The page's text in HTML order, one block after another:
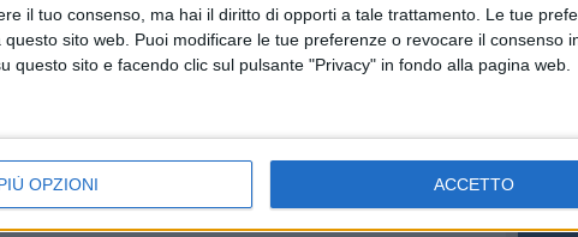
il tuo consenso, ma hai il diritto di opporti a tale trattamento. Le tue
sito web. Puoi modificare le tue preferenze o revocare il consenso
questo sito e facendo clic sul pulsante "Privacy" in fondo alla pagina web.
OPZIONI ACCETTO
l’apparentamento
Tortorelli: “Coerenti con la
Matera verso il
ballottaggio, la sfida
si infiamma